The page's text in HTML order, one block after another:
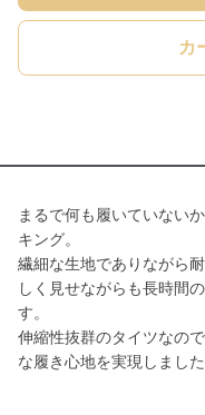
カ
まるで何も履いていない
キング。
繊細な生地でありながら
しく見せながらも長時間
す。
伸縮性抜群のタイツなの
な履き心地を実現しました